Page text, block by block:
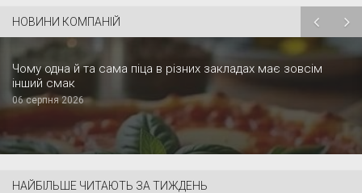
НОВИНИ КОМПАНІЙ
Чому одна й та сама піца в різних закладах має зовсім
інший смак
06 серпня 2026
НАЙБІЛЬШЕ ЧИТАЮТЬ ЗА ТИЖДЕНЬ